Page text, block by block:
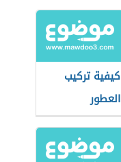
كيفية تركيب
العطور